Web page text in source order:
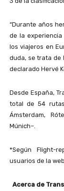
“Durante años
de la
los viajeros en
duda, se trata de
declarado Hervé
Desde España,
total de 54 rutas
Ámsterdam,
Múnich–.
*Según Flight-
usuarios de la
Acerca de